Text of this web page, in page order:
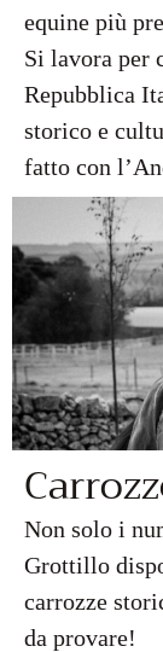
equine più
Si lavora
Repubblica
storico e
fatto con
Non solo i
Grottillo
carrozze
da provare!